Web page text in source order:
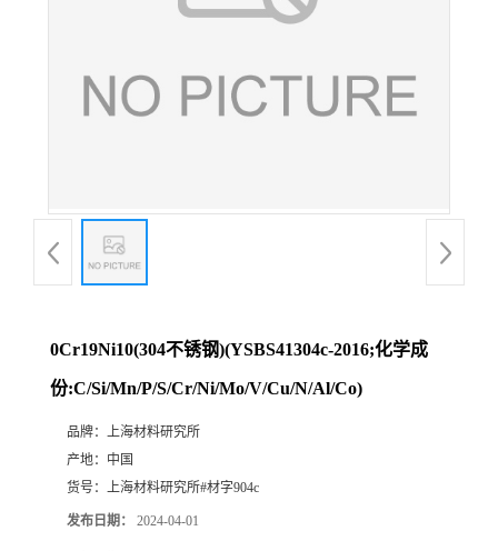
0Cr19Ni10(304不锈钢)(YSBS41304c-2016;化学成
份:C/Si/Mn/P/S/Cr/Ni/Mo/V/Cu/N/Al/Co)
品牌： 上海材料研究所
产地： 中国
货号： 上海材料研究所#材字904c
发布日期： 2024-04-01